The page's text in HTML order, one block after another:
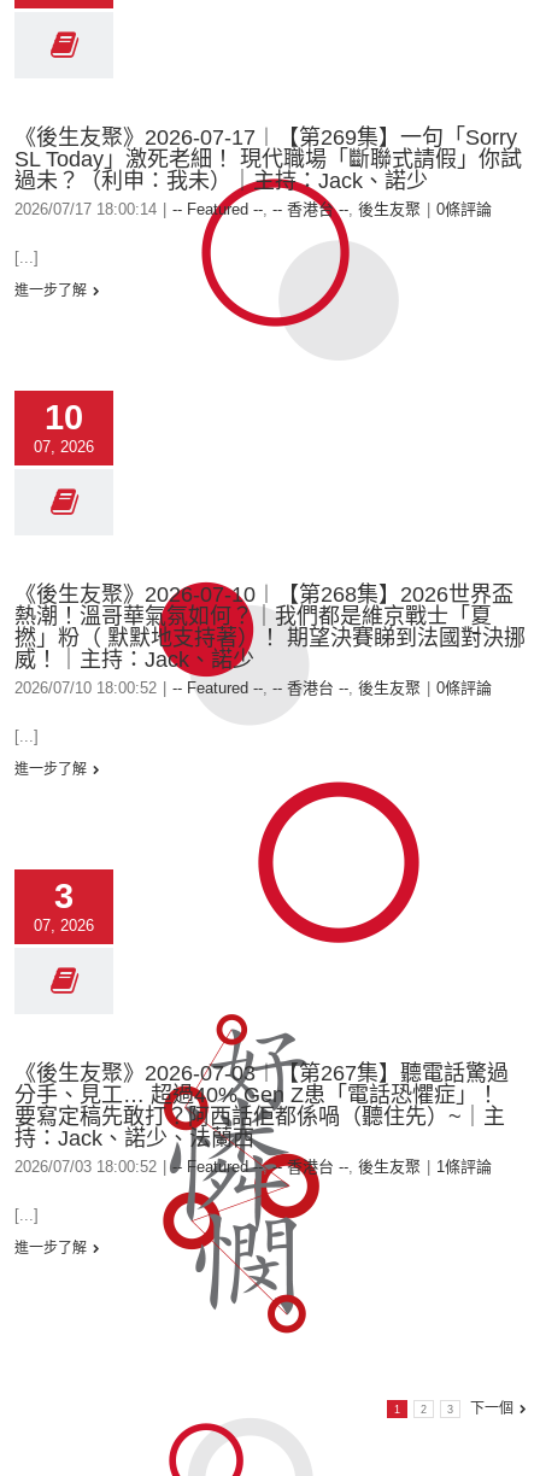
《後生友聚》2026-07-17︱【第269集】一句「Sorry
SL Today」激死老細！ 現代職場「斷聯式請假」你試
過未？（利申：我未）｜主持：Jack、諾少
2026/07/17 18:00:14 -- Featured --, -- 香港台 --, 後生友聚 0條評論
[...]
進一步了解
10
07, 2026
《後生友聚》2026-07-10︱【第268集】2026世界盃
熱潮！溫哥華氣氛如何？｜我們都是維京戰士「夏
撚」粉（ 默默地支持著）！ 期望決賽睇到法國對決挪
威！｜主持：Jack、諾少
2026/07/10 18:00:52 -- Featured --, -- 香港台 --, 後生友聚 0條評論
[...]
進一步了解
3
07, 2026
《後生友聚》2026-07-03︱【第267集】聽電話驚過
分手、見工… 超過40% Gen Z患「電話恐懼症」！
要寫定稿先敢打？阿西話佢都係喎（聽住先）~｜主
持：Jack、諾少、法蘭西
2026/07/03 18:00:52 -- Featured --,-- 香港台 --, 後生友聚 1條評論
[...]
進一步了解
1 2 3 下一個